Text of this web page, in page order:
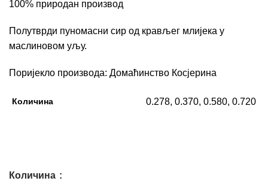
100% природан производ
Полутврди пуномасни сир од крављег млијека у
маслиновом уљу.
Поријекло производа: Домаћинство Косјерина
Количина 0.278, 0.370, 0.580, 0.720
Количина